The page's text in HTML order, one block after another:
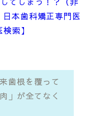
本歯科矯正専門医
索】
歯根を覆って
」が全てなく